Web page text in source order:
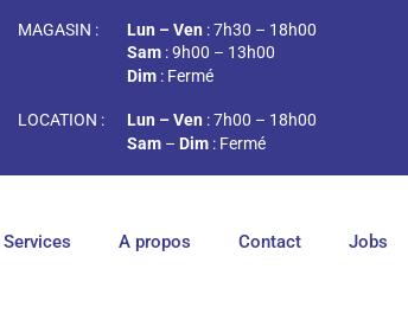
MAGASIN : Lun – Ven : 7h30 – 18h00
Sam : 9h00 – 13h00
Dim : Fermé
LOCATION : Lun – Ven : 7h00 – 18h00
Sam – Dim : Fermé
Services A propos Contact Jobs